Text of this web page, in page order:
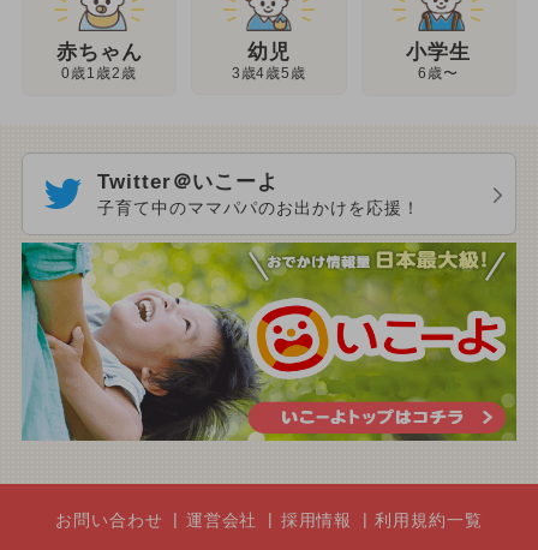
赤ちゃん
0歳1歳2歳
幼児
3歳4歳5歳
小学生
6歳〜
Twitter＠いこーよ
子育て中のママパパのお出かけを応援！
お問い合わせ 運営会社 採用情報 利用規約一覧